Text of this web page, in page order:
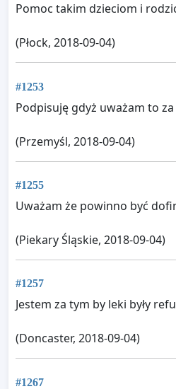
Pomoc takim dzieciom i
(Płock, 2018-09-04)
#1253
Podpisuję gdyż uważam to
(Przemyśl, 2018-09-04)
#1255
Uważam że powinno być
(Piekary Śląskie, 2018-09-04)
#1257
Jestem za tym by leki były
(Doncaster, 2018-09-04)
#1267